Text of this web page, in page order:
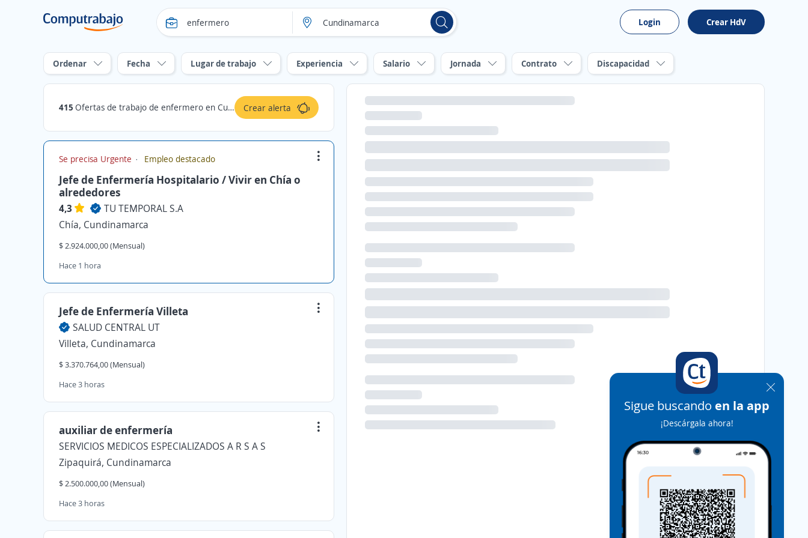
Login Crear HdV
Ordenar Fecha Lugar de trabajo Experiencia Salario Jornada Contrato Discapacidad
415 Ofertas de trabajo de enfermero en Cundinamarca Crear alerta
Se precisa Urgente Empleo destacado
Jefe de Enfermería Hospitalario / Vivir en Chía o
alrededores
4,3
TU TEMPORAL S.A
Chía, Cundinamarca
$ 2.924.000,00 (Mensual)
Hace 1 hora
Jefe de Enfermería Villeta
SALUD CENTRAL UT
Villeta, Cundinamarca
$ 3.370.764,00 (Mensual)
Hace 3 horas
auxiliar de enfermería
SERVICIOS MEDICOS ESPECIALIZADOS A R S A S
Zipaquirá, Cundinamarca
$ 2.500.000,00 (Mensual)
Hace 3 horas
Sigue buscando en la app
¡Descárgala ahora!